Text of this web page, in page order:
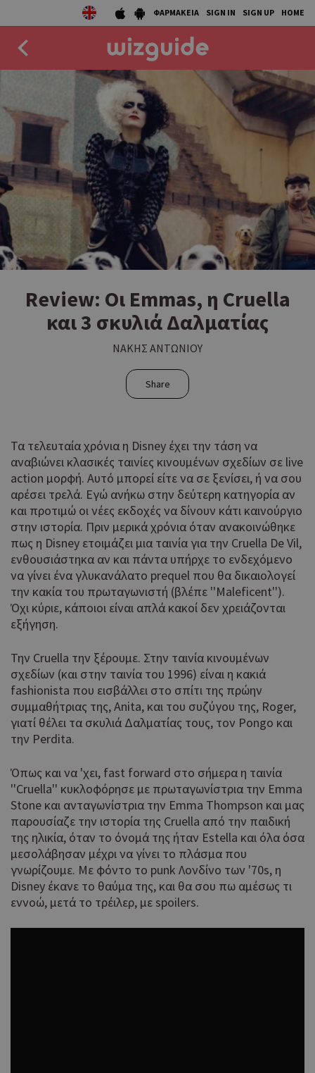
ΦΑΡΜΑΚΕΙΑ SIGN IN SIGN UP HOME
DRINK
AGENDA
COLLECTIONS
STORIES
Review: Οι Emmas, η Cruella
και 3 σκυλιά Δαλματίας
ΝΑΚΗΣ ΑΝΤΩΝΙΟΥ
Share
Τα τελευταία χρόνια η Disney έχει την τάση να
αναβιώνει κλασικές ταινίες κινουμένων σχεδίων σε live
action μορφή. Αυτό μπορεί είτε να σε ξενίσει, ή να σου
αρέσει τρελά. Εγώ ανήκω στην δεύτερη κατηγορία αν
και προτιμώ οι νέες εκδοχές να δίνουν κάτι καινούργιο
στην ιστορία. Πριν μερικά χρόνια όταν ανακοινώθηκε
πως η Disney ετοιμάζει μια ταινία για την Cruella De Vil,
ενθουσιάστηκα αν και πάντα υπήρχε το ενδεχόμενο
να γίνει ένα γλυκανάλατο prequel που θα δικαιολογεί
την κακία του πρωταγωνιστή (βλέπε ''Maleficent'').
Όχι κύριε, κάποιοι είναι απλά κακοί δεν χρειάζονται
εξήγηση.
Την Cruella την ξέρουμε. Στην ταινία κινουμένων
σχεδίων (και στην ταινία του 1996) είναι η κακιά
fashionista που εισβάλλει στο σπίτι της πρώην
συμμαθήτριας της, Anita, και του συζύγου της, Roger,
γιατί θέλει τα σκυλιά Δαλματίας τους, τον Pongo και
την Perdita.
Όπως και να 'χει, fast forward στο σήμερα η ταινία
''Cruella'' κυκλοφόρησε με πρωταγωνίστρια την Emma
Stone και ανταγωνίστρια την Emma Thompson και μας
παρουσίαζε την ιστορία της Cruella από την παιδική
της ηλικία, όταν το όνομά της ήταν Estella και όλα όσα
μεσολάβησαν μέχρι να γίνει το πλάσμα που
γνωρίζουμε. Με φόντο το punk Λονδίνο των '70s, η
Disney έκανε το θαύμα της, και θα σου πω αμέσως τι
εννοώ, μετά το τρέιλερ, με spoilers.